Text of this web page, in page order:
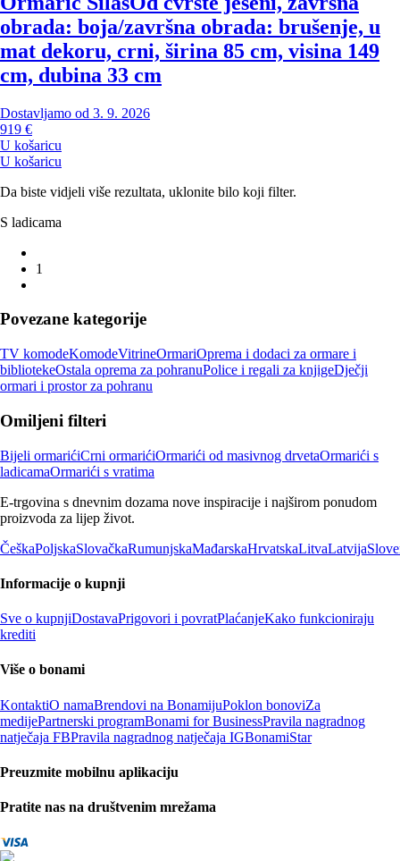
obrada: boja/završna obrada: brušenje, u
mat dekoru, crni, širina 85 cm, visina 149
cm, dubina 33 cm
Dostavljamo od 3. 9. 2026
919 €
U košaricu
U košaricu
Da biste vidjeli više rezultata, uklonite bilo koji filter.
S ladicama
1
Povezane kategorije
TV komodeKomodeVitrineOrmariOprema i dodaci za ormare i
bibliotekeOstala oprema za pohranuPolice i regali za knjigeDječji
ormari i prostor za pohranu
Omiljeni filteri
Bijeli ormarićiCrni ormarićiOrmarići od masivnog drvetaOrmarići s
ladicamaOrmarići s vratima
E-trgovina s dnevnim dozama nove inspiracije i najširom ponudom
proizvoda za lijep život.
ČeškaPoljskaSlovačkaRumunjskaMađarskaHrvatskaLitvaLatvija
Informacije o kupnji
Sve o kupnjiDostavaPrigovori i povratPlaćanjeKako funkcioniraju
krediti
Više o bonami
KontaktiO namaBrendovi na BonamijuPoklon bonoviZa
medijePartnerski programBonami for BusinessPravila nagradnog
natječaja FBPravila nagradnog natječaja IGBonamiStar
Preuzmite mobilnu aplikaciju
Pratite nas na društvenim mrežama